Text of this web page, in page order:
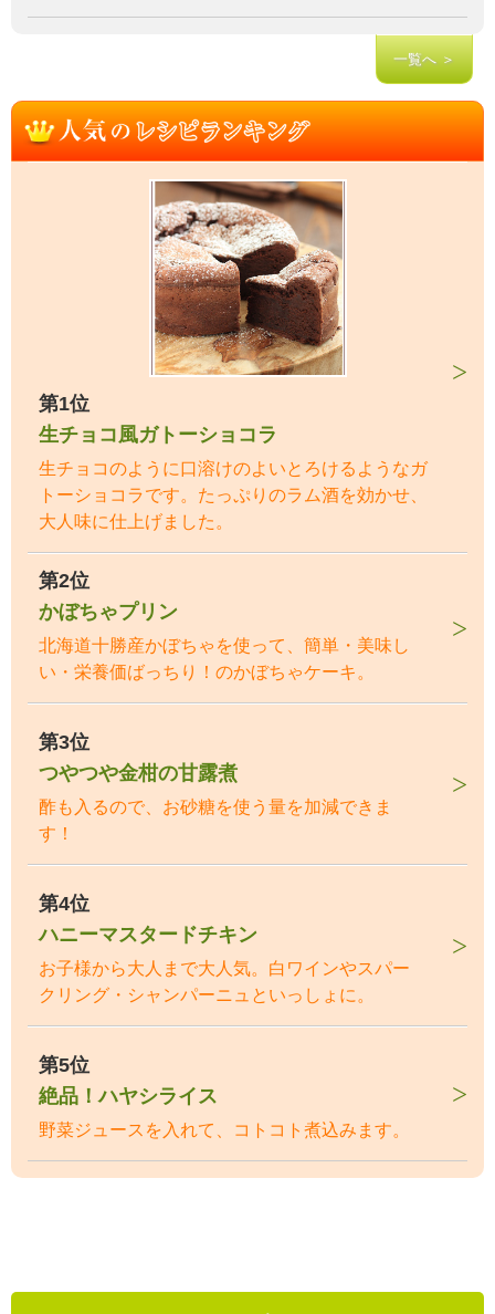
一覧へ ＞
第1位
生チョコ風ガトーショコラ
生チョコのように口溶けのよいとろけるようなガ
トーショコラです。たっぷりのラム酒を効かせ、
大人味に仕上げました。
第2位
かぼちゃプリン
北海道十勝産かぼちゃを使って、簡単・美味し
い・栄養価ばっちり！のかぼちゃケーキ。
第3位
つやつや金柑の甘露煮
酢も入るので、お砂糖を使う量を加減できま
す！
第4位
ハニーマスタードチキン
お子様から大人まで大人気。白ワインやスパー
クリング・シャンパーニュといっしょに。
第5位
絶品！ハヤシライス
野菜ジュースを入れて、コトコト煮込みます。